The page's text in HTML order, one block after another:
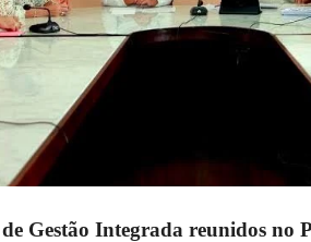
Gestão Integrada reunidos no